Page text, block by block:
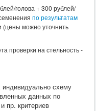
голова + 300 рублей/
по результатам
можно уточнить
проверки на стельность -
схему
данных по
пр. критериев